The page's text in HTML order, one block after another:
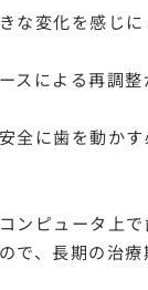
な変化を感じ
スによる再調
全に歯を動か
ンピュータ上
で、長期の治